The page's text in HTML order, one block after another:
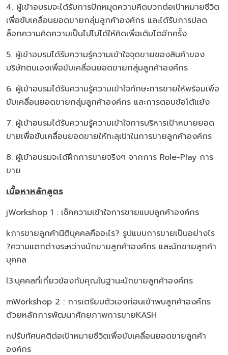
4. ผู้เข้าอบรมจะได้รับการปักหมุดความคิดบวกต่อเป้าหมายชีวิต
เพื่อขับเคลื่อนยอดขายกลุ่มลูกค้าองค์กร และได้รับการปลด
ล็อกความคิดความเป็นไปไม่ได้ให้คิดเพื่อเติบโตอีกครั้ง
5. ผู้เข้าอบรมได้รับความรู้ความเข้าใจจุดขายของสินค้าของ
บริษัทตนเองเพื่อขับเคลื่อนยอดขายกลุ่มลูกค้าองค์กร
6. ผู้เข้าอบรมได้รับความรู้ความเข้าใจทักษะการขายให้พร้อมเพื่อ
ขับเคลื่อนยอดขายกลุ่มลูกค้าองค์กร และการตอบข้อโต้แย้ง
7. ผู้เข้าอบรมได้รับความรู้ความเข้าใจการบริหารเป้าหมายยอด
ขายเพื่อขับเคลื่อนยอดขายให้ทะลุเป้าในการขายลูกค้าองค์กร
8. ผู้เข้าอบรมจะได้ฝึกการขายจริงๆ จากการ Role-Play การ
ขาย
เนื้อหาหลักสูตร
jWorkshop 1 : เช็คความเข้าใจการขายแบบลูกค้าองค์กร
kการขายลูกค้านิติบุคคลคืออะไร? รูปแบบการขายเป็นอย่างไร
?ความแตกต่างระหว่างนักขายลูกค้าองค์กร และนักขายลูกค้า
บุคคล
l3.บุคคลที่เกี่ยวข้องกับคุณในฐานะนักขายลูกค้าองค์กร
mWorkshop 2 : การเตรียมตัวเองก่อนเข้าพบลูกค้าองค์กร
ด้วยหลักการพัฒนาศักยภาพการขายKASH
nปรับทัศนคติต่อเป้าหมายชีวิตเพื่อขับเคลื่อนยอดขายลูกค้า
องค์กร